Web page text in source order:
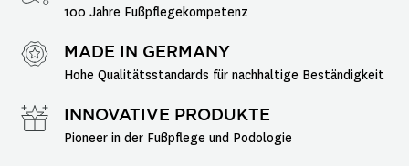
100 Jahre Fußpflegekompetenz
MADE IN GERMANY
Hohe Qualitätsstandards für nachhaltige Beständigkeit
INNOVATIVE PRODUKTE
Pioneer in der Fußpflege und Podologie